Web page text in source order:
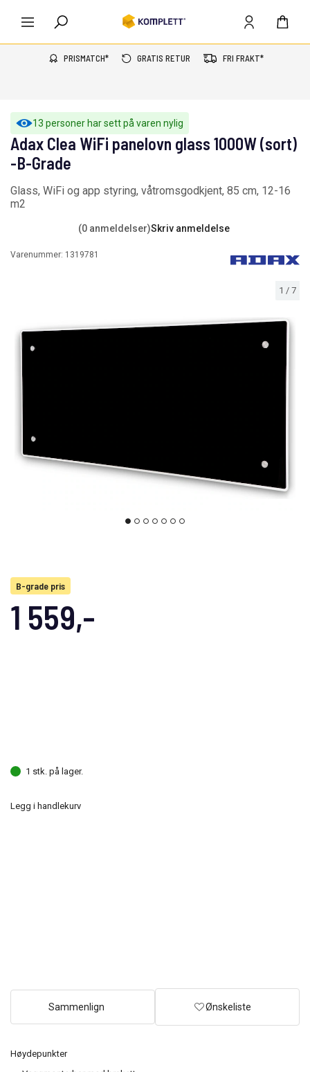
PRISMATCH* GRATIS RETUR FRI FRAKT*
13 personer har sett på varen nylig
1 / 7
Høydepunkter
Adax Clea WiFi panelovn glass 1000W (sort)
-B-Grade
Glass, WiFi og app styring, våtromsgodkjent, 85 cm, 12-16
m2
(0 anmeldelser)Skriv anmeldelse
Varenummer: 1319781
B-grade pris
1 559,-
1 stk. på lager.
Legg i handlekurv
Sammenlign Ønskeliste